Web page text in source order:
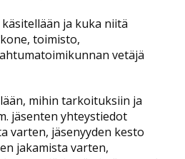
ja kuka niitä
toimisto,
vetäjä
mihin tarkoituksiin ja
jäsenten yhteystiedot
varten, jäsenyyden kesto
jakamista varten,